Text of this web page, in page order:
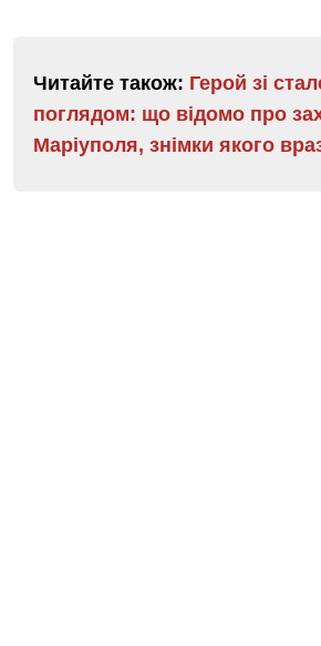
Читайте також: Герой зі
поглядом: що відомо про
Маріуполя, знімки якого